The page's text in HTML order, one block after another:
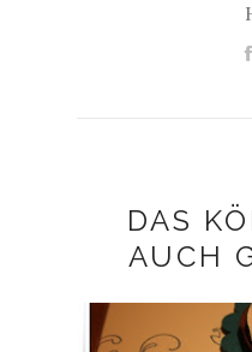
DAS
AUCH